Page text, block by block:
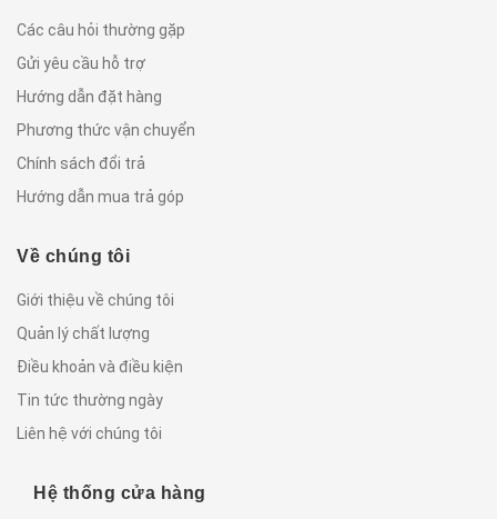
Các câu hỏi thường gặp
Gửi yêu cầu hỗ trợ
Hướng dẫn đặt hàng
Phương thức vận chuyển
Chính sách đổi trả
Hướng dẫn mua trả góp
Về chúng tôi
Giới thiệu về chúng tôi
Quản lý chất lượng
Điều khoản và điều kiện
Tin tức thường ngày
Liên hệ với chúng tôi
Hệ thống cửa hàng